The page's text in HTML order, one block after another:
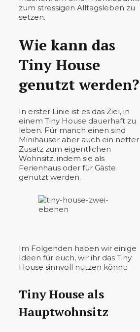
zum stressigen Alltagsleben zu
setzen.
Wie kann das
Tiny House
genutzt werden?
In erster Linie ist es das Ziel, in
einem Tiny House dauerhaft zu
leben. Für manch einen sind
Minihäuser aber auch ein netter
Zusatz zum eigentlichen
Wohnsitz, indem sie als
Ferienhaus oder für Gäste
genutzt werden.
Im Folgenden haben wir einige
Ideen für euch, wir ihr das Tiny
House sinnvoll nutzen könnt:
Tiny House als
Hauptwohnsitz